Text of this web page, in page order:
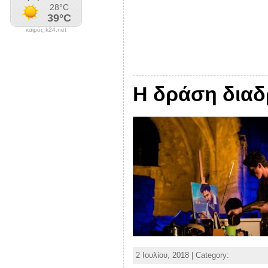
καιρός k24.net
Η δράση
2 Ιουλίου, 2018 | Category: